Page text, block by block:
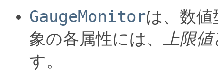
GaugeMonitorは、数
象の各属性には、
上限値
す。